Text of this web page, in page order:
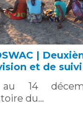
|
et de
14
du…